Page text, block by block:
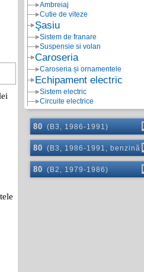
Ambreiaj
Cutie de viteze
Şasiu
Sistem de franare
Suspensie si volan
Caroseria
Caroseria și ornamentele
Echipament electric
Sistem electric
Circuite electrice
80 (B3, 1986-1991)
80 (B3, 1986-1991, benzină)
80 (B2, 1979-1986)